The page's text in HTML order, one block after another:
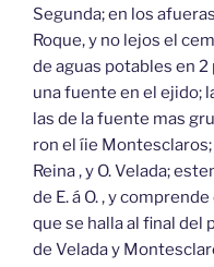
Segunda; en los
Roque, y no lejos el
de aguas potables en
una fuente en el ejido;
las de la fuente mas
ron el íie Montesclaros;
Reina , y O. Velada;
de E. á O. , y
que se halla al final del
de Velada y